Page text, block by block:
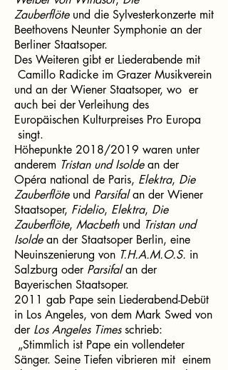
Zauberflöteund die Sylvesterkonzerte mit
Beethovens Neunter Symphonie an der
Berliner Staatsoper.
Des Weiteren gibt er Liederabende mit
Camillo Radicke im Grazer Musikverein
und an der Wiener Staatsoper, wo er
auch bei der Verleihung des
Europäischen Kulturpreises Pro Europa
singt.
Höhepunkte 2018/2019 waren unter
anderem Tristan und Isoldean der
Opéra national de Paris, Elektra, Die
Zauberflöteund Parsifalan der Wiener
Staatsoper, Fidelio, Elektra, Die
Zauberflöte, Macbethund Tristan und
Isoldean der Staatsoper Berlin, eine
Neuinszenierung von T.H.A.M.O.S. in
Salzburg oder Parsifalan der
Bayerischen Staatsoper.
2011 gab Pape sein Liederabend-Debüt
in Los Angeles, von dem Mark Swed von
der Los Angeles Timesschrieb:
„Stimmlich ist Pape ein vollendeter
Sänger. Seine Tiefen vibrieren mit einem